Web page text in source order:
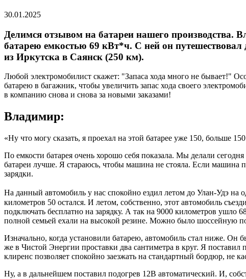
30.01.2025
Делимся отзывом на батареи нашего производства.
батарею емкостью 69 кВт*ч. С ней он
из Иркутска в Саянск (250 км).
Любой электромобилист скажет: "Запаса хода много не бывает!"
батарею в багажник, чтобы увеличить запас хода своего
в компанию снова и снова за новыми заказами!
Владимир:
«Ну что могу сказать, я проехал на этой батарее уже 150, больше
По емкости батарея очень хорошо себя показала. Мы делали
батареи лучше. Я стараюсь, чтобы машина не стояла. Если машина
зарядки.
На данный автомобиль у нас спокойно ездил летом до Улан-Удэ на
километров 50 остался. И летом, собственно, этот автомобиль
подключать бесплатно на зарядку. А так на 9000 километров ушло
полной семьей ехали на высокой резине. Можно было шоссейную
Изначально, когда установили батарею, автомобиль стал ниже. Он
же в Чистой Энергии проставки два сантиметра в круг. Я
клиренс позволяет спокойно заезжать на стандартный бордюр, не
Ну, а в дальнейшем поставил подогрев 12В автоматический. И,